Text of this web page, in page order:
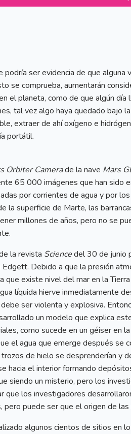
podría ser evidencia de que alguna
se comprueba, aumentarán
el planeta, como de que algún día
tal vez algo haya quedado bajo
extraer de ahí oxígeno e
portátil.
Orbiter Camerade la nave Mars
65 000 imágenes que han sido
por corrientes de agua y por
la superficie de Marte, las
millones de años, pero no se
la revista Sciencedel 30 de junio
Debido a que la presión
existe nivel del mar en la
líquida hierve inmediatamente
ser violenta y explosiva.
un modelo que explica
como sucede en un géiser en
el agua que emerge después se
de hielo se desprenderían y
hacia el interior formando
siendo un misterio, pero los
que los investigadores
pero puede ser que el origen de
algunos cientos de sitios en